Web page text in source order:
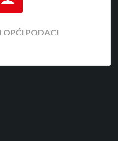
OPĆI PODACI